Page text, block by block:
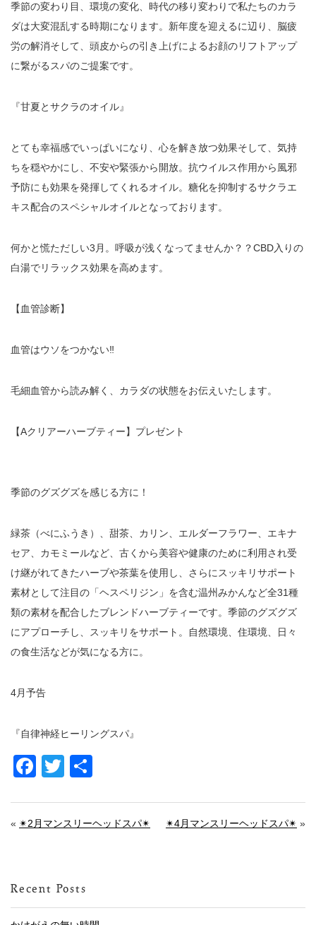
季節の変わり目、環境の変化、時代の移り変わりで私たちのカラ
ダは大変混乱する時期になります。新年度を迎えるに辺り、脳疲
労の解消そして、頭皮からの引き上げによるお顔のリフトアップ
に繋がるスパのご提案です。
『甘夏とサクラのオイル』
とても幸福感でいっぱいになり、心を解き放つ効果そして、気持
ちを穏やかにし、不安や緊張から開放。抗ウイルス作用から風邪
予防にも効果を発揮してくれるオイル。糖化を抑制するサクラエ
キス配合のスペシャルオイルとなっております。
何かと慌ただしい3 月。呼吸が浅くなってませんか？？CBD入りの
白湯でリラックス効果を高めます。
【血管診断】
血管はウソをつかない‼︎
毛細血管から読み解く、カラダの状態をお伝えいたします。
【Aクリアーハーブティー】プレゼント
季節のグズグズを感じる方に！
緑茶（べにふうき）、甜茶、カリン、エルダーフラワー、エキナ
セア、カモミールなど、古くから美容や健康のために利用され受
け継がれてきたハーブや茶葉を使用し、さらにスッキリサポート
素材として注目の「ヘスペリジン」を含む温州みかんなど全31種
類の素材を配合したブレンドハーブティーです。季節のグズグズ
にアプローチし、スッキリをサポート。自然環境、住環境、日々
の食生活などが気になる方に。
4月予告
『自律神経ヒーリングスパ』
Facebook
Twitter
« ✴︎2月マンスリーヘッドスパ✴︎ ✴︎4月マンスリーヘッドスパ✴︎ »
Recent Posts